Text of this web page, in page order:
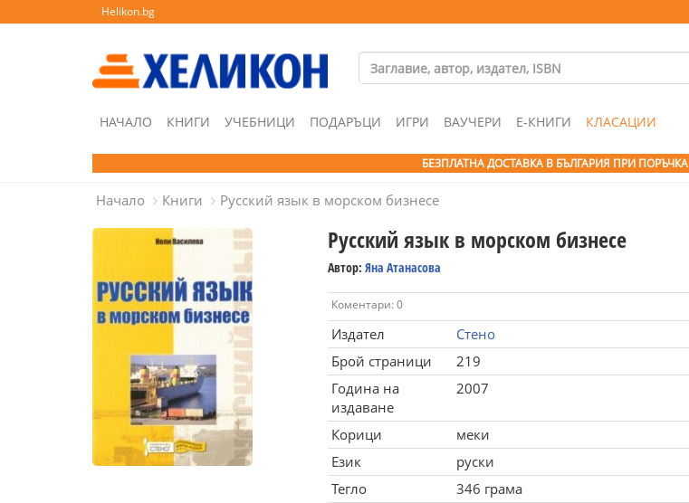
Helikon.bg
НАЧАЛО КНИГИ УЧЕБНИЦИ ПОДАРЪЦИ ИГРИ ВАУЧЕРИ Е-КНИГИ КЛАСАЦИИ
БЕЗПЛАТНА ДОСТАВКА В БЪЛГАРИЯ ПРИ ПОРЪЧКА
Начало Книги Русский язык в морском бизнесе
Русский язык в морском бизнесе
Автор: Яна Атанасова
Коментари: 0
Издател
Стено
Брой страници
219
Година на
издаване
2007
Корици
меки
Език
руски
Тегло
346 грама